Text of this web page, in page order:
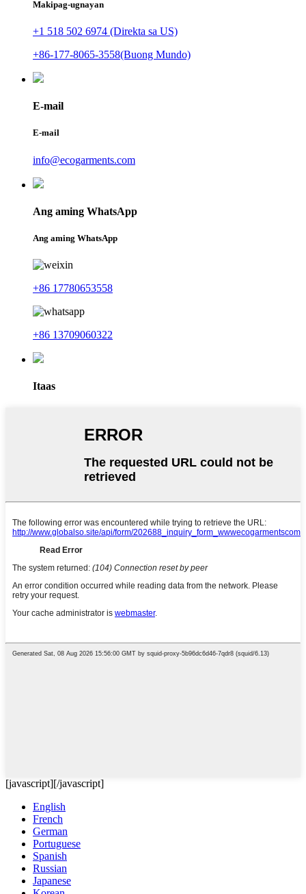
Makipag-ugnayan
+1 518 502 6974 (Direkta sa US)
+86-177-8065-3558(Buong Mundo)
E-mail
E-mail
info@ecogarments.com
Ang aming WhatsApp
Ang aming WhatsApp
+86 17780653558
+86 13709060322
Itaas
[javascript][/javascript]
English
French
German
Portuguese
Spanish
Russian
Japanese